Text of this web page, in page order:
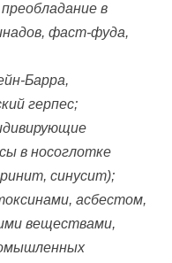
в
фаст-фуда,
Барра,
герпес;
в носоглотке
синусит);
асбестом,
веществами,